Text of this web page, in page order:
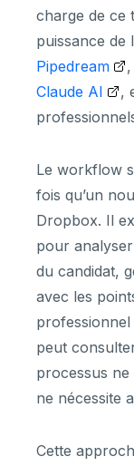
charge de ce
puissance de
Pipedream
Claude AI
,
Le workflow
fois qu’un
Dropbox. Il
pour
du candidat,
avec les
peut
processus
ne nécessite
Cette